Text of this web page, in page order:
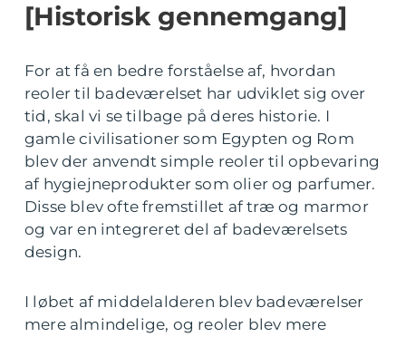
[Historisk gennemgang]
For at få en bedre forståelse af, hvordan
reoler til badeværelset har udviklet sig over
tid, skal vi se tilbage på deres historie. I
gamle civilisationer som Egypten og Rom
blev der anvendt simple reoler til opbevaring
af hygiejneprodukter som olier og parfumer.
Disse blev ofte fremstillet af træ og marmor
og var en integreret del af badeværelsets
design.
I løbet af middelalderen blev badeværelser
mere almindelige, og reoler blev mere